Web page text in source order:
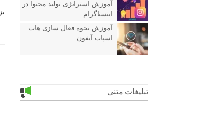
آموزش استراتژی تولید محتوا در
اینستاگرام
آموزش نحوه فعال سازی هات
اسپات آیفون
تبلیغات متنی